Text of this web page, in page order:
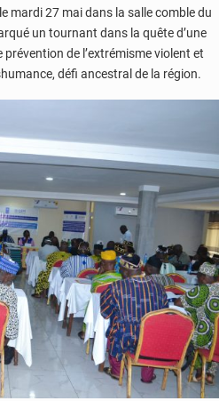
mardi 27 mai dans la salle comble du
un tournant dans la quête d’une
de l’extrémisme violent et
défi ancestral de la région.